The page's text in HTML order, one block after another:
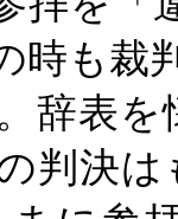
時も裁
辞表
判決